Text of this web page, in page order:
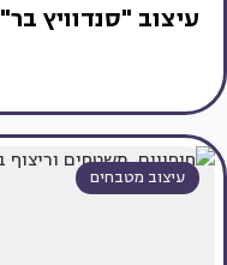
עיצוב "סנדוויץ בר"
עיצוב מטבחים